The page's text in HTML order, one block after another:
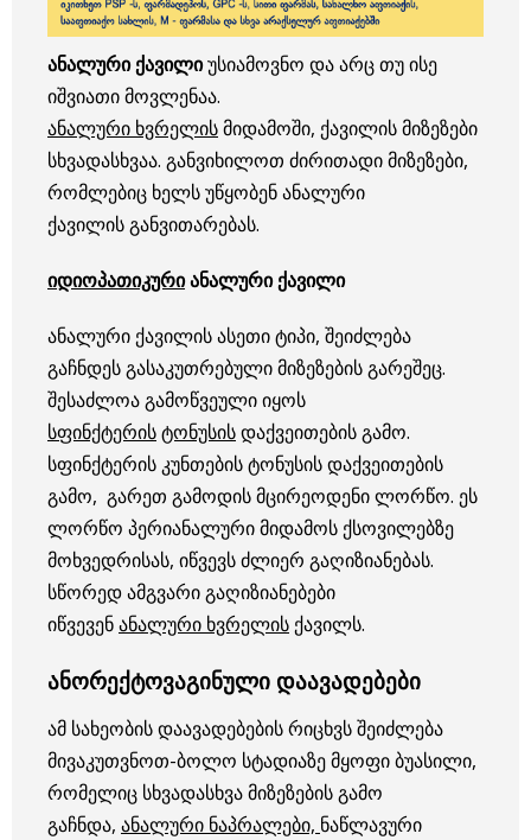
ანალურიქავილიუსიამოვნო და არც თუ ისე
იშვიათი მოვლენაა.
ანალური ხვრელისმიდამოში, ქავილის მიზეზები
სხვადასხვაა. განვიხილოთ ძირითადი მიზეზები,
რომლებიც ხელს უწყობენ ანალური
ქავილის განვითარებას.
იდიოპათიკურიანალური ქავილი
ანალური ქავილის ასეთი ტიპი, შეიძლება
გაჩნდეს გასაკუთრებული მიზეზების გარეშეც.
შესაძლოა გამოწვეული იყოს
სფინქტერისტონუსისდაქვეითების გამო.
სფინქტერის კუნთების ტონუსის დაქვეითების
გამო, გარეთ გამოდის მცირეოდენი ლორწო. ეს
ლორწო პერიანალური მიდამოს ქსოვილებზე
მოხვედრისას, იწვევს ძლიერ გაღიზიანებას.
სწორედ ამგვარი გაღიზიანებები
იწვევენანალური ხვრელისქავილს.
ანორექტოვაგინული დაავადებები
ამ სახეობის დაავადებების რიცხვს შეიძლება
მივაკუთვნოთ-ბოლო სტადიაზე მყოფი ბუასილი,
რომელიც სხვადასხვა მიზეზების გამო
გაჩნდა, ანალური ნაპრალები, ნაწლავური